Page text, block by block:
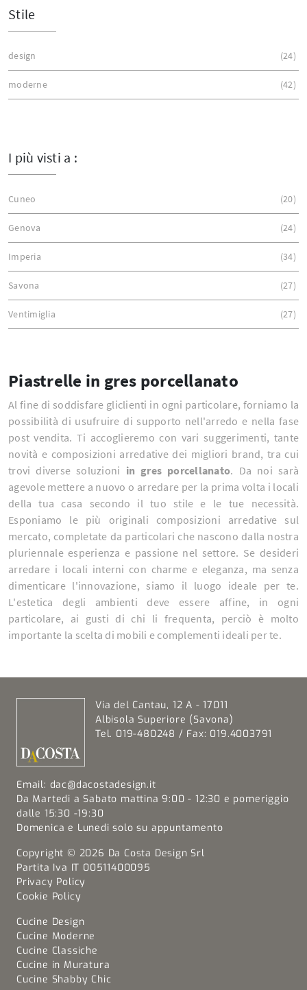
Stile
design 24
moderne 42
I più visti a :
Cuneo 20
Genova 24
Imperia 34
Savona 27
Ventimiglia 27
Piastrelle in gres porcellanato
Al fine di soddisfare gliclienti in ogni particolare, forniamo la
possibilità di usufruire di supporto nell'arredo e nella fase
post vendita. Ti accoglieremo con vari suggerimenti, tante
novità e composizioni arredative dei migliori brand, tra cui
trovi diverse soluzioni in gres porcellanato. Da noi sarà
agevole mettere a nuovo o arredare per la prima volta i locali
della tua casa secondo il tuo stile e le tue necessità.
Esponiamo le più originali composizioni arredative sul
mercato, completate da particolari che nascono dalla nostra
pluriennale esperienza e passione nel settore. Se desideri
arredare i locali interni con charme e eleganza, ma senza
dimenticare l'innovazione, siamo il luogo ideale per te.
L'estetica degli ambienti deve essere affine, in ogni
particolare, ai gusti di chi li frequenta, perciò è molto
importante la scelta di mobili e complementi ideali per te.
Via del Cantau, 12 A - 17011
Albisola Superiore (Savona)
Tel. 019-480248 / Fax: 019.4003791
Email: dac@dacostadesign.it
Da Martedi a Sabato mattina 9:00 - 12:30 e pomeriggio
dalle 15:30 -19:30
Domenica e Lunedi solo su appuntamento
Copyright © 2026 Da Costa Design Srl
Partita Iva IT 00511400095
Privacy Policy
Cookie Policy
Cucine Design
Cucine Moderne
Cucine Classiche
Cucine in Muratura
Cucine Shabby Chic